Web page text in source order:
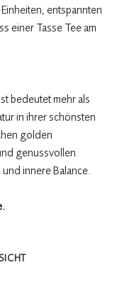
entspannten
einer Tasse Tee am
bedeutet mehr als
in ihrer schönsten
golden
genussvollen
innere Balance.